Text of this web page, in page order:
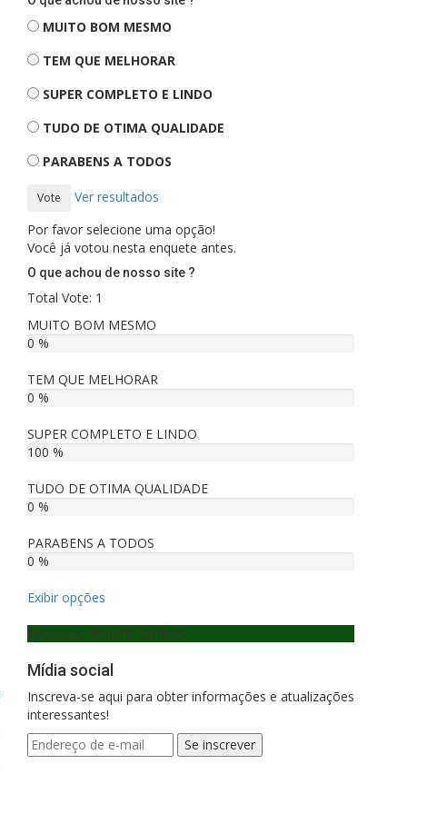
MUITO BOM MESMO
TEM QUE MELHORAR
SUPER COMPLETO E LINDO
TUDO DE OTIMA QUALIDADE
PARABENS A TODOS
Vote
Ver resultados
Por favor selecione uma opção!
Você já votou nesta enquete antes.
O que achou de nosso site ?
Total Vote: 1
MUITO BOM MESMO
0 %
TEM QUE MELHORAR
0 %
SUPER COMPLETO E LINDO
100 %
TUDO DE OTIMA QUALIDADE
0 %
PARABENS A TODOS
0 %
Exibir opções
Nossos Anunciantes
Mídia social
Inscreva-se aqui para obter informações e atualizações
interessantes!